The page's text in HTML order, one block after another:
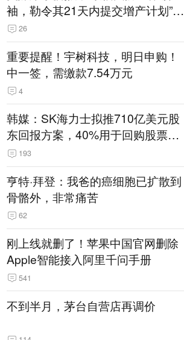
袖，勒令其21天内提交增产计划”，
五角大楼回应
26
重要提醒！宇树科技，明日申购！
中一签，需缴款7.54万元
4
韩媒：SK海力士拟推710亿美元股
东回报方案，40%用于回购股票，
相当于美股发行规模
193
亨特·拜登：我爸的癌细胞已扩散到
骨骼外，非常痛苦
62
刚上线就删了！苹果中国官网删除
Apple智能接入阿里千问手册
541
不到半月，茅台自营店再调价